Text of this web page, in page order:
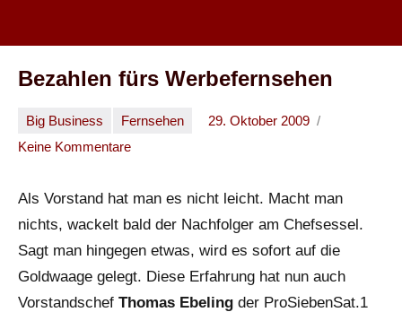
Bezahlen fürs Werbefernsehen
Big Business Fernsehen
29. Oktober 2009
Oliver
Keine Kommentare
Als Vorstand hat man es nicht leicht. Macht man
nichts, wackelt bald der Nachfolger am Chefsessel.
Sagt man hingegen etwas, wird es sofort auf die
Goldwaage gelegt. Diese Erfahrung hat nun auch
Vorstandschef Thomas Ebeling der ProSiebenSat.1